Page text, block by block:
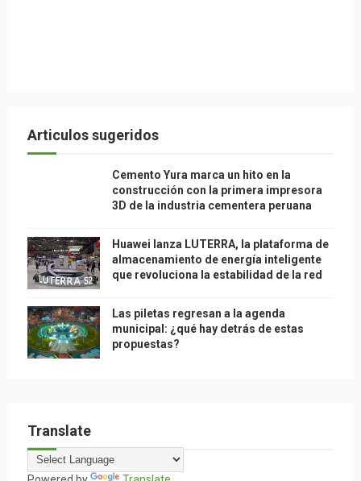
Articulos sugeridos
Cemento Yura marca un hito en la
construcción con la primera impresora
3D de la industria cementera peruana
Huawei lanza LUTERRA, la plataforma de
almacenamiento de energía inteligente
que revoluciona la estabilidad de la red
Las piletas regresan a la agenda
municipal: ¿qué hay detrás de estas
propuestas?
Translate